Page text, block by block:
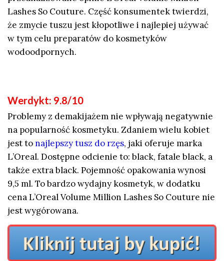
Lashes So Couture. Część konsumentek twierdzi,
że zmycie tuszu jest kłopotliwe i najlepiej używać
w tym celu preparatów do kosmetyków
wodoodpornych.
Werdykt: 9.8/10
Problemy z demakijażem nie wpływają negatywnie
na popularność kosmetyku. Zdaniem wielu kobiet
jest tonajlepszy tusz do rzęs, jaki oferuje marka
L’Oreal. Dostępne odcienie to: black, fatale black, a
także extra black. Pojemność opakowania wynosi
9,5 ml. To bardzo wydajny kosmetyk, w dodatku
cena L’Oreal Volume Million Lashes So Couture nie
jest wygórowana.